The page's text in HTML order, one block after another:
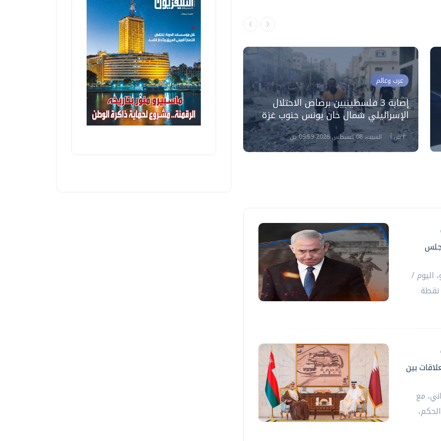
عرب وعالم
استشهاد 4 فلسطينيين في غارة
إسرائيلية على منزل بدير البلح وسط
قطاع غزة
عرب وعالم
إصابة 3 فلسطينيين برصاص الاحتلال
الإسرائيلي شمال خان يونس جنوب غزة
أ ش أ السبت، 08 اغسطس 2026 09:59 ص
اليوم /
الأحد/، رفض إسرائيل للوثيقة المكونة من 15 نقطة
بين
مع